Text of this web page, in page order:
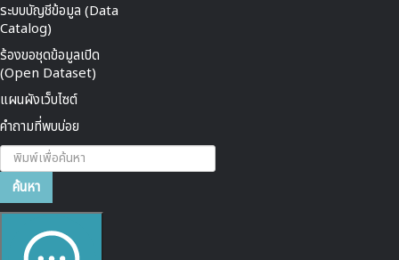
ระบบบัญชีข้อมูล (Data
Catalog)
ร้องขอชุดข้อมูลเปิด
(Open Dataset)
แผนผังเว็บไซต์
คำถามที่พบบ่อย
ค้นหา...
ค้นหา